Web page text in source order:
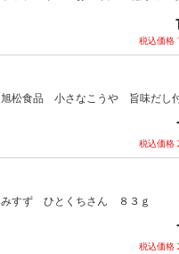
税込価格
旭松食品 小さなこうや 旨味だし
税込価格
みすず ひとくちさん ８３ｇ
税込価格